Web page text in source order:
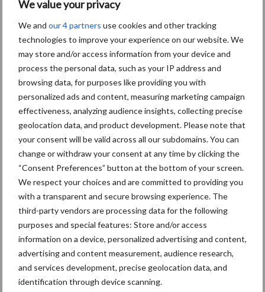
We value your privacy
We and our 4 partners use cookies and other tracking
technologies to improve your experience on our website. We
may store and/or access information from your device and
process the personal data, such as your IP address and
browsing data, for purposes like providing you with
personalized ads and content, measuring marketing campaign
effectiveness, analyzing audience insights, collecting precise
geolocation data, and product development. Please note that
your consent will be valid across all our subdomains. You can
change or withdraw your consent at any time by clicking the
“Consent Preferences” button at the bottom of your screen.
We respect your choices and are committed to providing you
with a transparent and secure browsing experience. The
third-party vendors are processing data for the following
purposes and special features: Store and/or access
information on a device, personalized advertising and content,
advertising and content measurement, audience research,
and services development, precise geolocation data, and
identification through device scanning.
Primaire
Sidebar
Recent nieuws Partner nieuws
7 aug
Grondstoffenmarkt blijft grillig:
Diergezondheid Bemesting Fokkerij
Mastitis Hittestress
Toon meer